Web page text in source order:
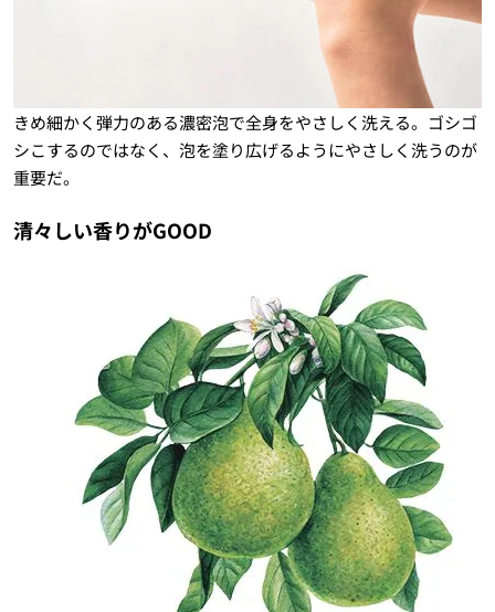
きめ細かく弾力のある濃密泡で全身をやさしく洗える。ゴシゴ
シこするのではなく、泡を塗り広げるようにやさしく洗うのが
重要だ。
清々しい香りがGOOD